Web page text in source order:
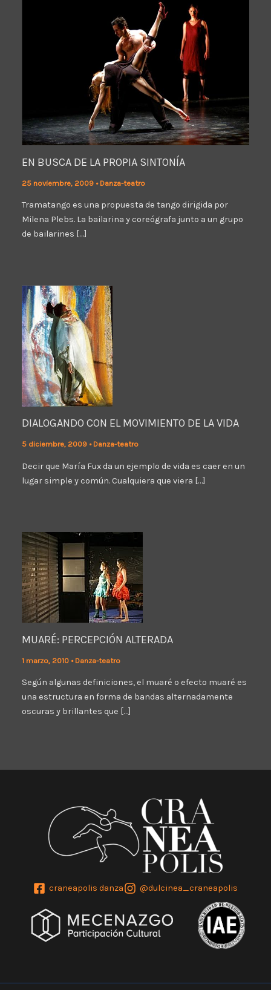
EN BUSCA DE LA PROPIA SINTONÍA
25 noviembre, 2009 • Danza-teatro
Tramatango es una propuesta de tango dirigida por
Milena Plebs. La bailarina y coreógrafa junto a un grupo
de bailarines […]
DIALOGANDO CON EL MOVIMIENTO DE LA VIDA
5 diciembre, 2009 • Danza-teatro
Decir que María Fux da un ejemplo de vida es caer en un
lugar simple y común. Cualquiera que viera […]
MUARÉ: PERCEPCIÓN ALTERADA
1 marzo, 2010 • Danza-teatro
Según algunas definiciones, el muaré o efecto muaré es
una estructura en forma de bandas alternadamente
oscuras y brillantes que […]
craneapolis danza @dulcinea_craneapolis